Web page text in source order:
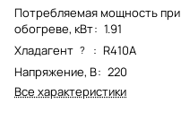
Потребляемая мощность при
обогреве, кВт: 1.91
Хладагент ? : R410A
Напряжение, В: 220
Все характеристики